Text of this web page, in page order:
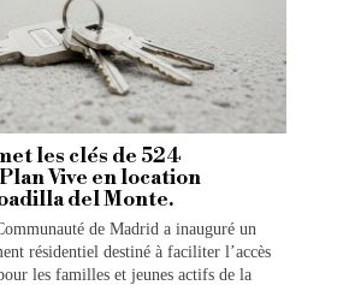
les clés de 524
Vive en location
del Monte.
de Madrid a inauguré un
résidentiel destiné à faciliter l’accès
les familles et jeunes actifs de la